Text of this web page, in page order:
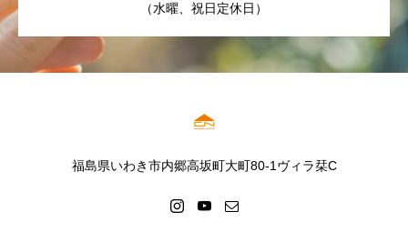
（水曜、祝日定休日）
福島県いわき市内郷高坂町大町80-1ヴィラ栞C